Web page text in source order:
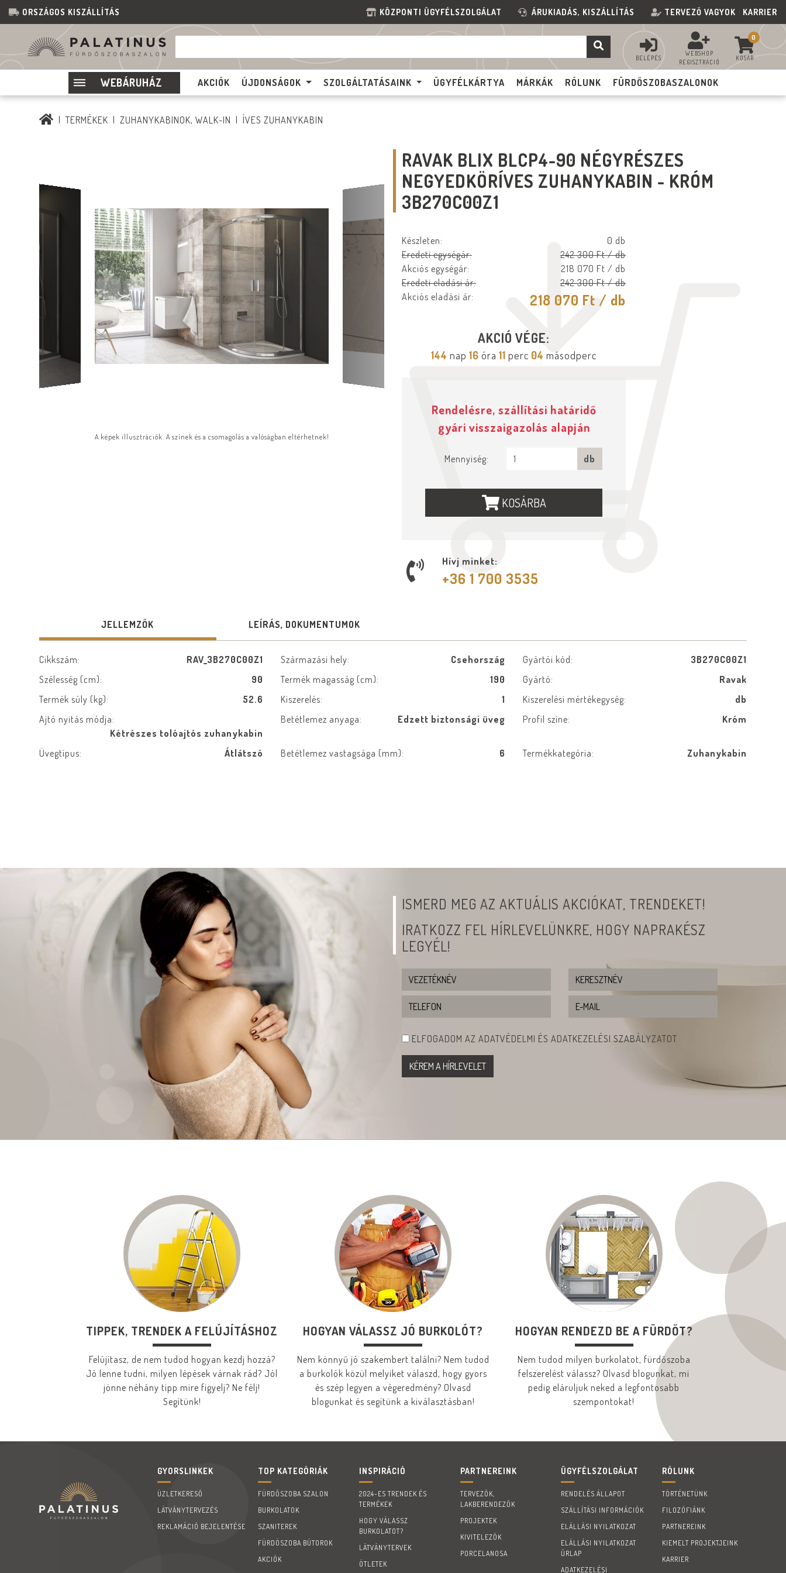
ORSZÁGOS KISZÁLLÍTÁS KÖZPONTI ÜGYFÉLSZOLGÁLAT ÁRUKIADÁS, KISZÁLLÍTÁS TERVEZŐ VAGYOK KARRIER
BELÉPÉS
WEBSHOP
REGISZTRÁCIÓ
0
KOSÁR
WEBÁRUHÁZ AKCIÓK ÚJDONSÁGOK SZOLGÁLTATÁSAINK ÜGYFÉLKÁRTYA MÁRKÁK RÓLUNK FÜRDŐSZOBASZALONOK
TERMÉKEK ZUHANYKABINOK, WALK-IN ÍVES ZUHANYKABIN
A képek illusztrációk. A színek és a csomagolás a valóságban eltérhetnek!
RAVAK BLIX BLCP4-90 NÉGYRÉSZES
NEGYEDKÖRÍVES ZUHANYKABIN - KRÓM
3B270C00Z1
Készleten:
0 db
Eredeti egységár:
242 300 Ft/ db
Akciós egységár:
218 070 Ft / db
Eredeti eladási ár:
242 300 Ft/ db
Akciós eladási ár:
218 070 Ft / db
AKCIÓ VÉGE:
144 nap 16 óra 11 perc 03 másodperc
Rendelésre, szállítási határidő
gyári visszaigazolás alapján
Mennyiség: db
KOSÁRBA
Hívj minket:
+36 1 700 3535
JELLEMZŐK LEÍRÁS, DOKUMENTUMOK
Cikkszám: RAV_3B270C00Z1 Származási hely: Csehország Gyártói kód:
3B270C00Z1
Szélesség (cm):
90 Termék magasság (cm): 190 Gyártó:
Ravak
Termék súly (kg):
52.6 Kiszerelés: 1 Kiszerelési mértékegység:
db
Ajtó nyitás módja:
Kétrészes tolóajtós zuhanykabin
Betétlemez anyaga: Edzett biztonsági üveg Profil színe: Króm
Üvegtípus: Átlátszó Betétlemez vastagsága (mm): 6 Termékkategória: Zuhanykabin
ISMERD MEG AZ AKTUÁLIS AKCIÓKAT, TRENDEKET!
IRATKOZZ FEL HÍRLEVELÜNKRE, HOGY NAPRAKÉSZ
LEGYÉL!
ELFOGADOM AZ ADATVÉDELMI ÉS ADATKEZELÉSI SZABÁLYZATOT
TIPPEK, TRENDEK A FELÚJÍTÁSHOZ
Felújítasz, de nem tudod hogyan kezdj hozzá?
Jó lenne tudni, milyen lépések várnak rád? Jól
jönne néhány tipp mire figyelj? Ne félj!
Segítünk!
HOGYAN VÁLASSZ JÓ BURKOLÓT?
Nem könnyű jó szakembert találni? Nem tudod
a burkolók közül melyiket válaszd, hogy gyors
és szép legyen a végeredmény? Olvasd
blogunkat és segítünk a kiválasztásban!
HOGYAN RENDEZD BE A FÜRDŐT?
Nem tudod milyen burkolatot, fürdőszoba
felszerelést válassz? Olvasd blogunkat, mi
pedig eláruljuk neked a legfontosabb
szempontokat!
GYORSLINKEK
ÜZLETKERESŐ
LÁTVÁNYTERVEZÉS
REKLAMÁCIÓ BEJELENTÉSE
TOP KATEGÓRIÁK
FÜRDŐSZOBA SZALON
BURKOLATOK
SZANITEREK
FÜRDÖSZOBA BÚTOROK
AKCIÓK
INSPIRÁCIÓ
2024-ES TRENDEK ÉS
TERMÉKEK
HOGY VÁLASSZ
BURKOLATOT?
LÁTVÁNYTERVEK
ÖTLETEK
PARTNEREINK
TERVEZŐK,
LAKBERENDEZŐK
PROJEKTEK
KIVITELEZŐK
PORCELANOSA
ÜGYFÉLSZOLGÁLAT
RENDELÉS ÁLLAPOT
SZÁLLÍTÁSI INFORMÁCIÓK
ELÁLLÁSI NYILATKOZAT
ELÁLLÁSI NYILATKOZAT
ŰRLAP
ADATKEZELÉSI
RÓLUNK
TÖRTÉNETÜNK
FILOZÓFIÁNK
PARTNEREINK
KIEMELT PROJEKTJEINK
KARRIER